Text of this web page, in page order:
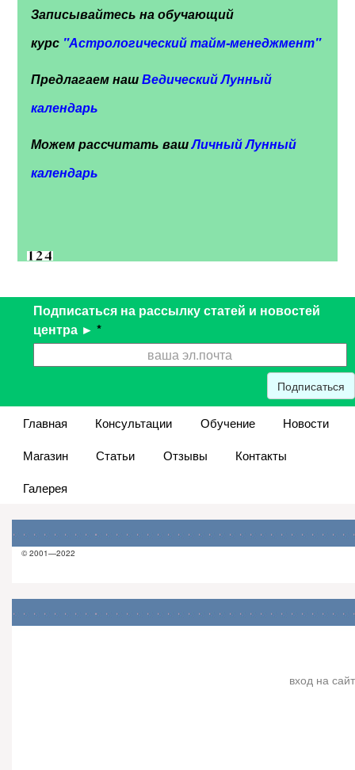
Записывайтесь на обучающий
курс "Астрологический тайм-менеджмент"
Предлагаем нашВедический Лунный
календарь
Можем рассчитать вашЛичный Лунный
календарь
Подписаться на рассылку статей и новостей
центра ► *
Подписаться
Главная Консультации Обучение
Новости
Магазин
Статьи Отзывы
Контакты
Галерея
© 2001—2022
вход на сайт